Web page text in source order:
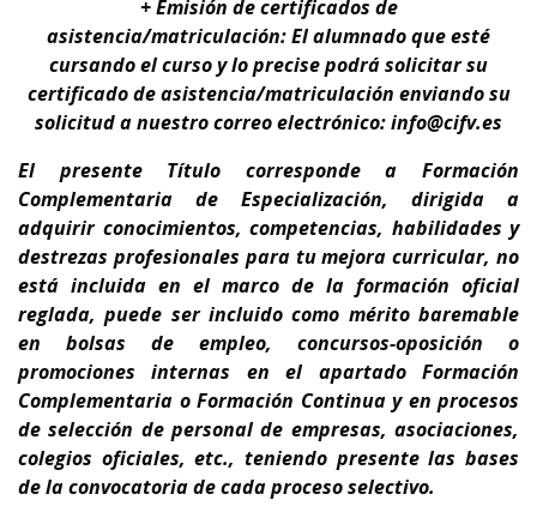
+ Emisión de certificados de
asistencia/matriculación: El alumnado que esté
cursando el curso y lo precise podrá solicitar su
certificado de asistencia/matriculación enviando su
solicitud a nuestro correo electrónico: info@cifv.es
El presente Título corresponde a Formación
Complementaria de Especialización, dirigida a
adquirir conocimientos, competencias, habilidades y
destrezas profesionales para tumejora curricular, no
está incluida en el marco de la formación oficial
reglada,puede ser incluido como mérito baremable
en bolsas de empleo, concursos-oposición o
promociones internas en el apartado Formación
Complementaria o Formación Continua y en procesos
de selección de personal de empresas, asociaciones,
colegios oficiales, etc., teniendo presentelas bases
de la convocatoria de cada proceso selectivo.